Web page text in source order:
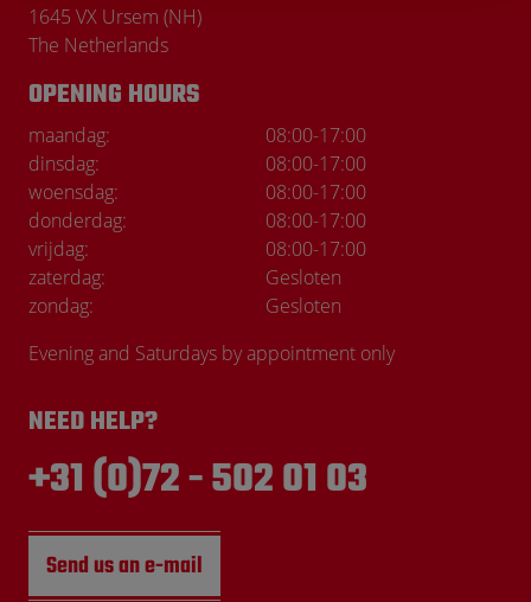
1645 VX Ursem (NH)
The Netherlands
OPENING HOURS
maandag: 08:00-17:00
dinsdag:
08:00-17:00
woensdag:
08:00-17:00
donderdag:
08:00-17:00
vrijdag:
08:00-17:00
zaterdag:
Gesloten
zondag:
Gesloten
Evening and Saturdays by appointment only
NEED HELP?
+31 (0)72 - 502 01 03
Send us an e-mail